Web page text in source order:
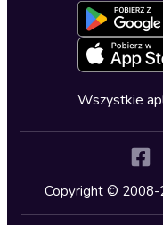
Kryminały
Lektury szkolne
Deklaracja
Oferta dla
Blog
Zapowiedzi
Cykle
Wszystkie
Copyright © 2008-